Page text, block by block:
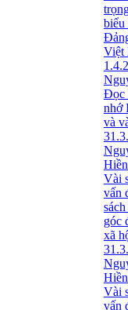
Việt
Đọc
nhớ
và
Hiền
Vài
vấn
góc
xã
Hiền
Vài
vấn